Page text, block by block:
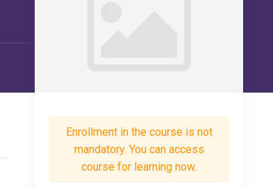
Enrollment in the course is not
mandatory. You can access
course for learning now.